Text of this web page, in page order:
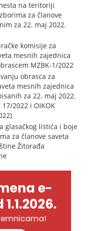
na teritoriji
za članove
za 22. maj 2022.
komisije za
mesnih zajednica
MZBK-1/2022
obrasca za
mesnih zajednica
za 22. maj 2022.
2022 i OIKOK
glasačkog listića i boje
za članove saveta
Žitorađa
e-